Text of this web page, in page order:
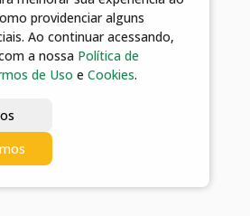
providenciar alguns
Ao continuar acessando,
a nossa Política de
de Uso e Cookies.